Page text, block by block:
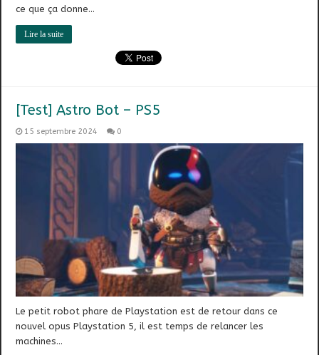
ce que ça donne…
Lire la suite
[Test] Astro Bot – PS5
15 septembre 2024 0
Le petit robot phare de Playstation est de retour dans ce
nouvel opus Playstation 5, il est temps de relancer les
machines…